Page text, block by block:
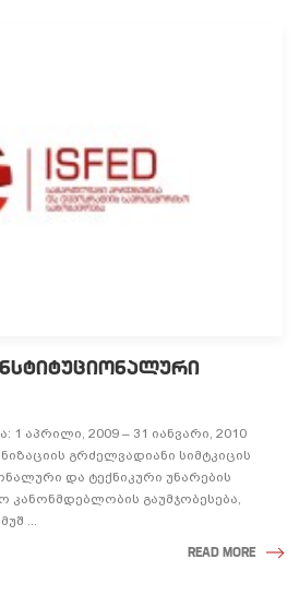
აპრილი, 2009 – 31 იანვარი, 2010
გრძელვადიანი სიმტკიცის
და ტექნიკური უნარების
კანონმდებლობის გაუმჯობესება,
...
READ MORE